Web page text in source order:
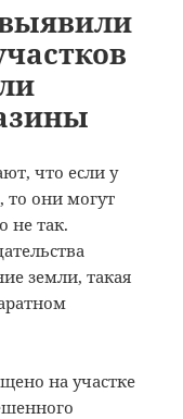
что если у
они могут
не так.
земли, такая
на участке